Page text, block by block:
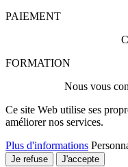
PAIEMENT
FORMATION
Nous vous
Ce site Web utilise ses
améliorer nos services.
Plus d'informations
Je refuse J'accepte